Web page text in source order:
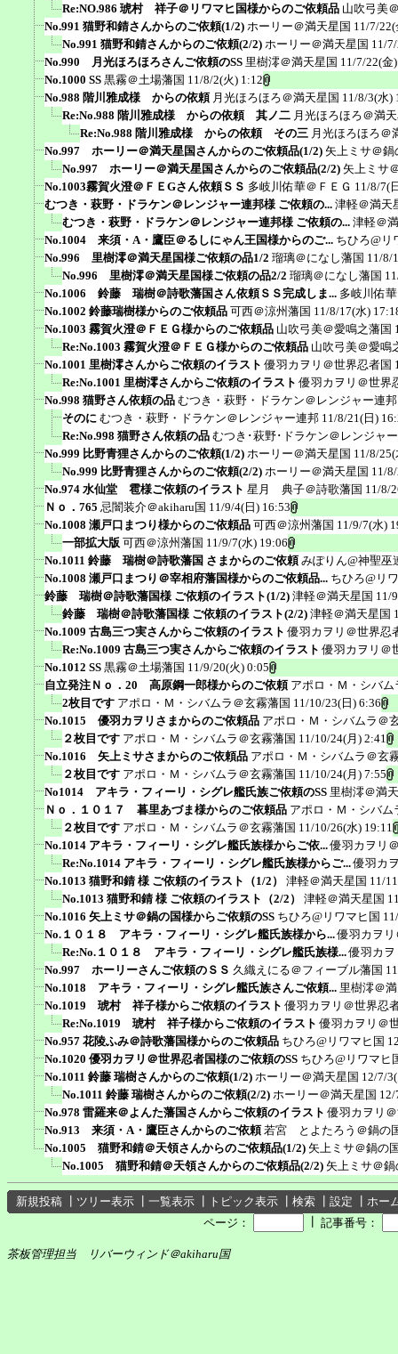
Re:NO.986 琥村 祥子＠リワマヒ国様からのご依頼品 山吹弓美
No.991 猫野和錆さんからのご依頼(1/2) ホーリー＠満天星国 11/7/
No.991 猫野和錆さんからのご依頼(2/2) ホーリー＠満天星国 11/
No.990 月光ほろほろさんご依頼のSS 里樹澪＠満天星国 11/7/22(金
No.1000 SS 黒霧＠土場藩国 11/8/2(火) 1:12
No.988 階川雅成様 からの依頼 月光ほろほろ＠満天星国 11/8/3(水)
Re:No.988 階川雅成様 からの依頼 其ノ二 月光ほろほろ＠満
Re:No.988 階川雅成様 からの依頼 その三 月光ほろほろ＠
No.997 ホーリー＠満天星国さんからのご依頼品(1/2) 矢上ミサ＠鍋
No.997 ホーリー＠満天星国さんからのご依頼品(2/2) 矢上ミサ
No.1003霧賀火澄＠ＦＥGさん依頼ＳＳ 多岐川佑華＠ＦＥＧ 11/8/7(
むつき・萩野・ドラケン＠レンジャー連邦様 ご依頼の... 津軽＠満天
むつき・萩野・ドラケン＠レンジャー連邦様 ご依頼の... 津軽＠
No.1004 来須・A・鷹臣＠るしにゃん王国様からのご... ちひろ@リ
No.996 里樹澪＠満天星国様ご依頼の品1/2 瑠璃＠になし藩国 11/8/
No.996 里樹澪＠満天星国様ご依頼の品2/2 瑠璃＠になし藩国
No.1006 鈴藤 瑞樹＠詩歌藩国さん依頼ＳＳ完成しま... 多岐川佑
No.1002 鈴藤瑞樹様からのご依頼品 可西＠涼州藩国 11/8/17(水)
No.1003 霧賀火澄＠ＦＥＧ様からのご依頼品 山吹弓美＠愛鳴之藩国
Re:No.1003 霧賀火澄＠ＦＥＧ様からのご依頼品 山吹弓美＠愛鳴
No.1001 里樹澪さんからご依頼のイラスト 優羽カヲリ＠世界忍者国
Re:No.1001 里樹澪さんからご依頼のイラスト 優羽カヲリ＠世界
No.998 猫野さん依頼の品 むつき・萩野・ドラケン＠レンジャー連邦
そのに むつき・萩野・ドラケン＠レンジャー連邦 11/8/21(日)
Re:No.998 猫野さん依頼の品 むつき･萩野･ドラケン＠レンジャ
No.999 比野青狸さんからのご依頼(1/2) ホーリー＠満天星国 11/8/
No.999 比野青狸さんからのご依頼(2/2) ホーリー＠満天星国 11/
No.974 水仙堂 雹様ご依頼のイラスト 星月 典子＠詩歌藩国 11/8/
Ｎｏ．765 忌闇装介＠akiharu国 11/9/4(日) 16:53
No.1008 瀬戸口まつり様からのご依頼品 可西＠涼州藩国 11/9/7(水)
一部拡大版 可西＠涼州藩国 11/9/7(水) 19:06
No.1011 鈴藤 瑞樹＠詩歌藩国 さまからのご依頼 みぽりん@神聖巫
No.1008 瀬戸口まつり＠宰相府藩国様からのご依頼品... ちひろ@リ
鈴藤 瑞樹＠詩歌藩国様 ご依頼のイラスト(1/2) 津軽＠満天星国 11/
鈴藤 瑞樹＠詩歌藩国様 ご依頼のイラスト(2/2) 津軽＠満天星国
No.1009 古島三つ実さんからご依頼のイラスト 優羽カヲリ＠世界忍
Re:No.1009 古島三つ実さんからご依頼のイラスト 優羽カヲリ＠
No.1012 SS 黒霧＠土場藩国 11/9/20(火) 0:05
自立発注Ｎｏ．20 高原鋼一郎様からのご依頼 アポロ・Ｍ・シバ
2枚目です アポロ・Ｍ・シバムラ＠玄霧藩国 11/10/23(日) 6:36
No.1015 優羽カヲリさまからのご依頼品 アポロ・Ｍ・シバムラ＠
２枚目です アポロ・Ｍ・シバムラ＠玄霧藩国 11/10/24(月) 2:41
No.1016 矢上ミサさまからのご依頼品 アポロ・Ｍ・シバムラ＠玄
２枚目です アポロ・Ｍ・シバムラ＠玄霧藩国 11/10/24(月) 7:55
No1014 アキラ・フィーリ・シグレ艦氏族ご依頼のSS 里樹澪＠満
Ｎｏ．１０１７ 暮里あづま様からのご依頼品 アポロ・Ｍ・シバム
２枚目です アポロ・Ｍ・シバムラ＠玄霧藩国 11/10/26(水) 19:11
No.1014 アキラ・フィーリ・シグレ艦氏族様からご依... 優羽カヲリ
Re:No.1014 アキラ・フィーリ・シグレ艦氏族様からご... 優羽カ
No.1013 猫野和錆 様 ご依頼のイラスト（1/2）
津軽＠満天星国 11/
No.1013 猫野和錆 様 ご依頼のイラスト（2/2）
津軽＠満天星国
No.1016 矢上ミサ＠鍋の国様からご依頼のSS ちひろ@リワマヒ国
No.１０１８ アキラ・フィーリ・シグレ艦氏族様から... 優羽カヲ
Re:No.１０１８ アキラ・フィーリ・シグレ艦氏族様... 優羽カ
No.997 ホーリーさんご依頼のＳＳ 久織えにる＠フィーブル藩国
No.1018 アキラ・フィーリ・シグレ艦氏族さんご依頼... 里樹澪＠
No.1019 琥村 祥子様からご依頼のイラスト 優羽カヲリ＠世界忍
Re:No.1019 琥村 祥子様からご依頼のイラスト 優羽カヲリ＠
No.957 花陵ふみ＠詩歌藩国様からのご依頼品 ちひろ@リワマヒ国
No.1020 優羽カヲリ＠世界忍者国様のご依頼のSS ちひろ@リワマヒ
No.1011 鈴藤 瑞樹さんからのご依頼(1/2) ホーリー＠満天星国 12/7/
No.1011 鈴藤 瑞樹さんからのご依頼(2/2) ホーリー＠満天星国 12/
No.978 雷羅来＠よんた藩国さんからご依頼のイラスト 優羽カヲリ
No.913 来須・A・鷹臣さんからのご依頼 若宮 とよたろう＠鍋の
No.1005 猫野和錆＠天領さんからのご依頼品(1/2) 矢上ミサ＠鍋の
No.1005 猫野和錆＠天領さんからのご依頼品(2/2) 矢上ミサ＠鍋
新規投稿 ツリー表示 一覧表示 トピック表示 検索 設定
ホー
ページ：
記事番号：
茶板管理担当 リバーウィンド＠akiharu国